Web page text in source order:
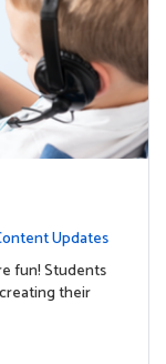
Updates
fun! Students
their